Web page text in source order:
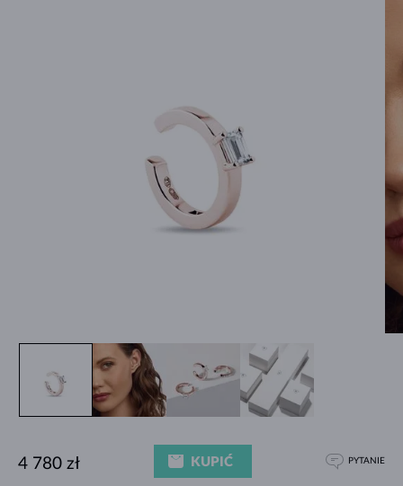
4 780 zł KUPIĆ PYTANIE